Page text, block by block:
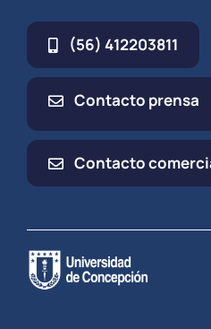
(56) 412203811
Contacto prensa
Contacto